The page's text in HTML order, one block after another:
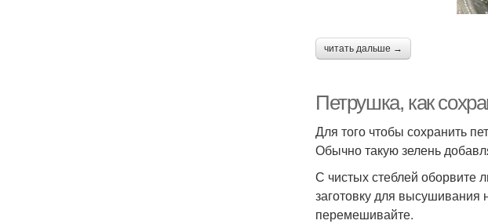
читать дальше →
Петрушка, как
Для того чтобы сохранить
Обычно такую зелень
С чистых стеблей оборвите
заготовку для
перемешивайте.